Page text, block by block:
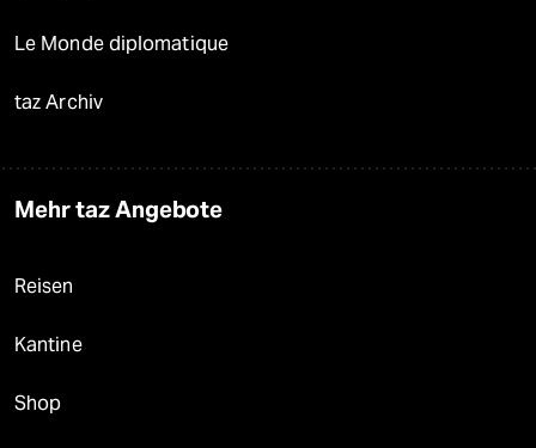
Le Monde diplomatique
taz Archiv
Mehr taz Angebote
Reisen
Kantine
Shop